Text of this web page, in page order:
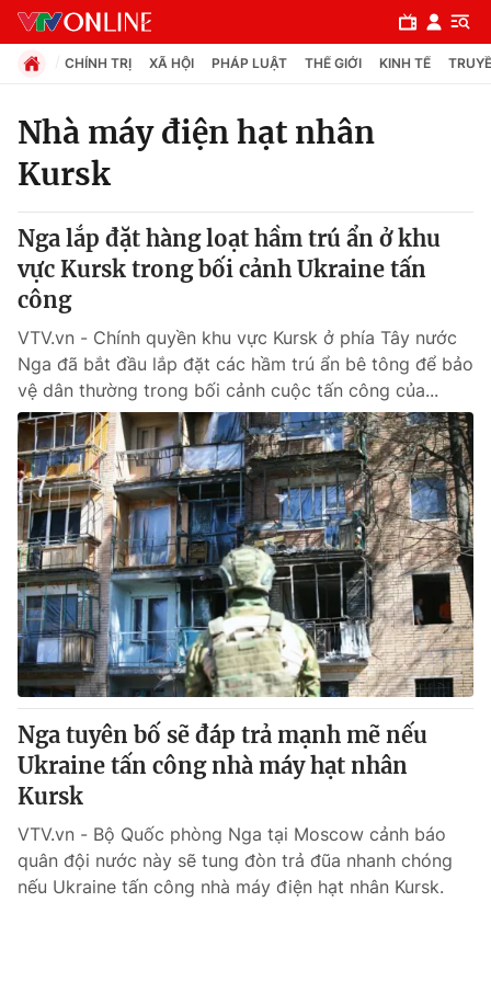
Chuyên mục
Chính trị
Xã hội
Pháp luật
Y tế
Thế giới
Tin tức
Thế giới đó đây
Câu chuyện quốc tế
Kinh tế
Tài chính
Thị trường
Góc doanh nghiệp
Dữ liệu và đời sống
Truyền hình
Phim VTV
Hậu trường
Nhân vật
Khán giả
Giải sao mai
Giải trí
Điện ảnh
Sao
Đời sống
Du lịch
Làm đẹp
Giáo dục
Tuyển sinh
CHÍNH TRỊ XÃ HỘI PHÁP LUẬT THẾ GIỚI KINH TẾ
Nhà máy điện hạt nhân
Kursk
Nga lắp đặt hàng loạt hầm trú ẩn ở khu
vực Kursk trong bối cảnh Ukraine tấn
công
VTV.vn - Chính quyền khu vực Kursk ở phía Tây nước
Nga đã bắt đầu lắp đặt các hầm trú ẩn bê tông để bảo
vệ dân thường trong bối cảnh cuộc tấn công của...
Nga tuyên bố sẽ đáp trả mạnh mẽ nếu
Ukraine tấn công nhà máy hạt nhân
Kursk
VTV.vn - Bộ Quốc phòng Nga tại Moscow cảnh báo
quân đội nước này sẽ tung đòn trả đũa nhanh chóng
nếu Ukraine tấn công nhà máy điện hạt nhân Kursk.